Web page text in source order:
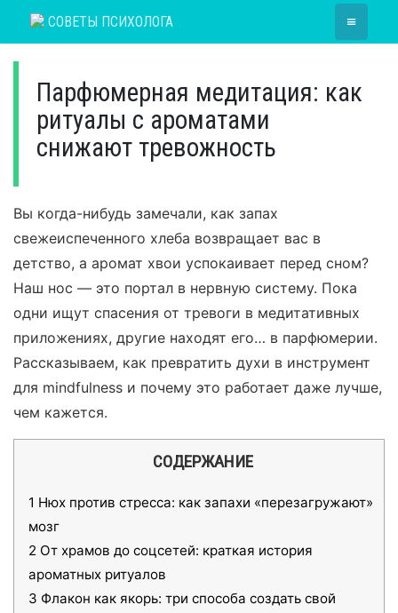
СОВЕТЫ ПСИХОЛОГА ≡
Парфюмерная медитация: как
ритуалы с ароматами
снижают тревожность
Вы когда-нибудь замечали, как запах
свежеиспеченного хлеба возвращает вас в
детство, а аромат хвои успокаивает перед сном?
Наш нос — это портал в нервную систему. Пока
одни ищут спасения от тревоги в медитативных
приложениях, другие находят его… в парфюмерии.
Рассказываем, как превратить духи в инструмент
для mindfulness и почему это работает даже лучше,
чем кажется.
СОДЕРЖАНИЕ
1 Нюх против стресса: как запахи «перезагружают»
мозг
2 От храмов до соцсетей: краткая история
ароматных ритуалов
3 Флакон как якорь: три способа создать свой